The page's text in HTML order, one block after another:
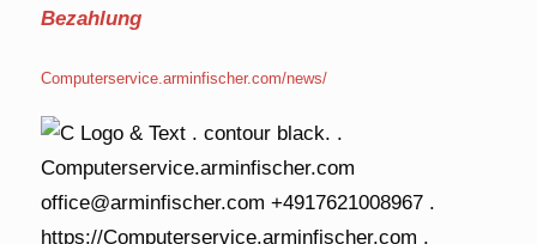
Bezahlung
Computerservice.arminfischer.com/news/